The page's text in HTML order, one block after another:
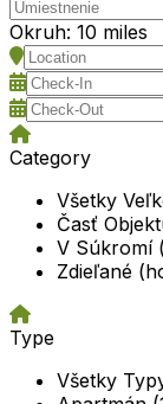
Okruh: 10 miles
Category
Všetky
Časť
V Súkromí
Zdieľané
Type
Všetky